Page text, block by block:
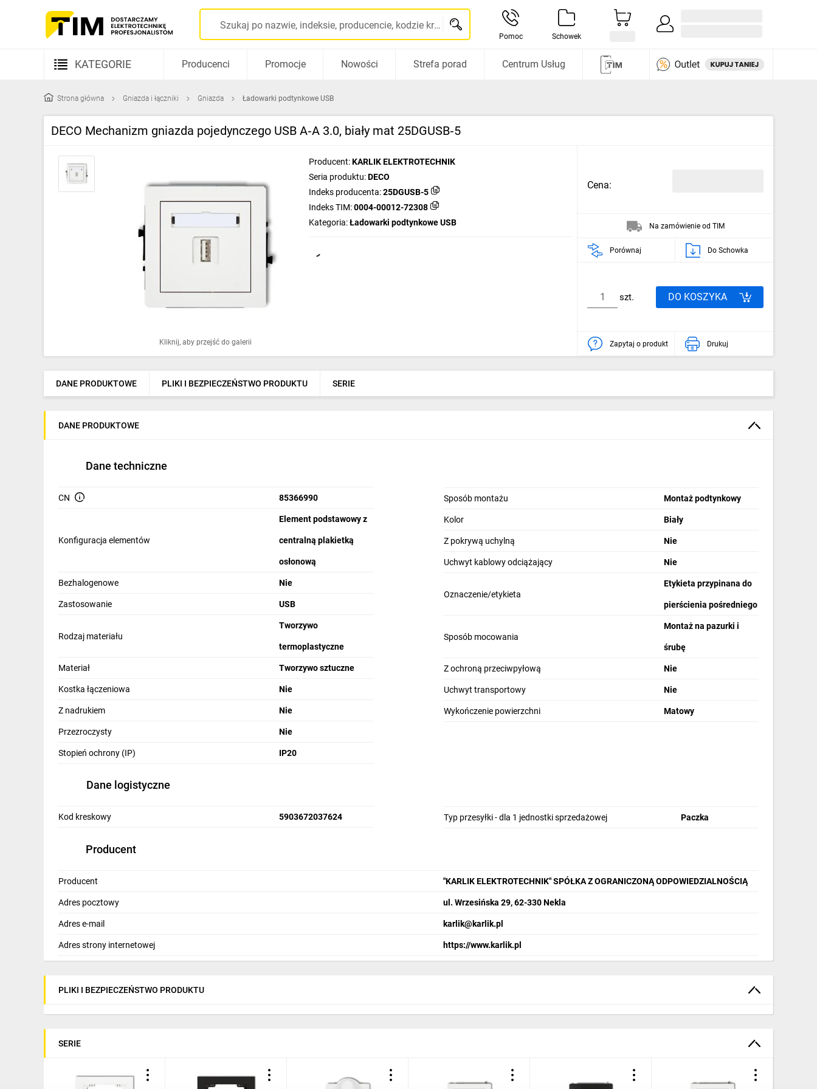
Szukaj po nazwie, indeksie, producencie, kodzie kreskowym...
Pomoc Schowek
KATEGORIE
Kable i przewody
Elementy prowadzenia kabli
Ogrzewanie
Elektronarzędzia i mierniki
Dom i ogród
Odzież ochronna i BHP
Inne
Wentylacja i rekuperacja
Producenci Promocje Nowości Strefa porad Centrum Usług
Strona główna Gniazda i łączniki Gniazda Ładowarki podtynkowe USB
DECO Mechanizm gniazda pojedynczego USB A‑A 3.0, biały mat 25DGUSB‑5
Kliknij, aby przejść do galerii
Producent:KARLIK ELEKTROTECHNIK
Seria produktu:DECO
Indeks producenta:25DGUSB-5
Indeks TIM:0004-00012-72308
Kategoria:Ładowarki podtynkowe USB
Cena:
Na zamówienie od TIM
Porównaj Do Schowka
szt. DO KOSZYKA
Zapytaj o produkt Drukuj
DANE PRODUKTOWE PLIKI I BEZPIECZEŃSTWO PRODUKTU SERIE
DANE PRODUKTOWE
Dane techniczne
CN 85366990
Konfiguracja elementów
Element podstawowy z
centralną plakietką
osłonową
Bezhalogenowe Nie
Zastosowanie USB
Rodzaj materiału
Tworzywo
termoplastyczne
Materiał Tworzywo sztuczne
Kostka łączeniowa Nie
Z nadrukiem Nie
Przezroczysty Nie
Stopień ochrony (IP) IP20
Sposób montażu Montaż podtynkowy
Kolor Biały
Z pokrywą uchylną Nie
Uchwyt kablowy odciążający Nie
Oznaczenie/etykieta
Etykieta przypinana do
pierścienia pośredniego
Sposób mocowania
Montaż na pazurki i
śrubę
Z ochroną przeciwpyłową Nie
Uchwyt transportowy Nie
Wykończenie powierzchni Matowy
Dane logistyczne
Kod kreskowy 5903672037624 Typ przesyłki - dla 1 jednostki sprzedażowej Paczka
Producent
Producent "KARLIK ELEKTROTECHNIK" SPÓŁKA Z OGRANICZONĄ ODPOWIEDZIALNOŚCIĄ
Adres pocztowy ul. Wrzesińska 29, 62-330 Nekla
Adres e-mail karlik@karlik.pl
Adres strony internetowej https://www.karlik.pl
PLIKI I BEZPIECZEŃSTWO PRODUKTU
SERIE